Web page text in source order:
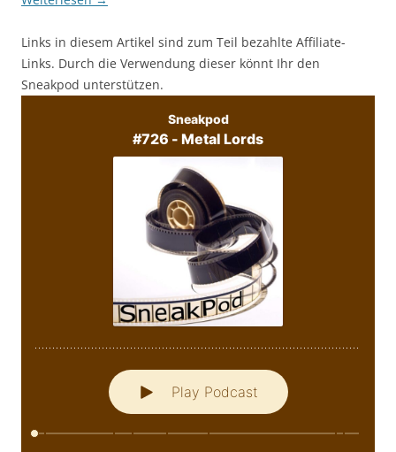
Links in diesem Artikel sind zum Teil bezahlte Affiliate-
Links. Durch die Verwendung dieser könnt Ihr den
Sneakpod unterstützen.